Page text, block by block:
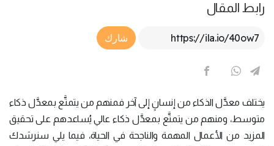
رابط المقال
Article Link
شارك
يختلف معدَّل الذكاء من إنسانٍ إلى آخر فمنهم من يتمتَّع بمعدَّل ذكاء
متوسط، ومنهم من يتمتَّع بمعدَّل ذكاء عالي يُساعدهم على تحقيق
المزيد من الأعمال المهمة والناجحة في الحياة، فيما يلي سنرشدك